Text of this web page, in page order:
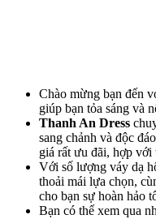
Chào mừng bạn đến
giúp bạn tỏa sáng và
Thanh An Dress
sang chảnh và độc
giá rất ưu đãi, hợp
Với số lượng váy dạ
thoải mái lựa chọn,
cho bạn sự hoàn hảo
Bạn có thể xem qua